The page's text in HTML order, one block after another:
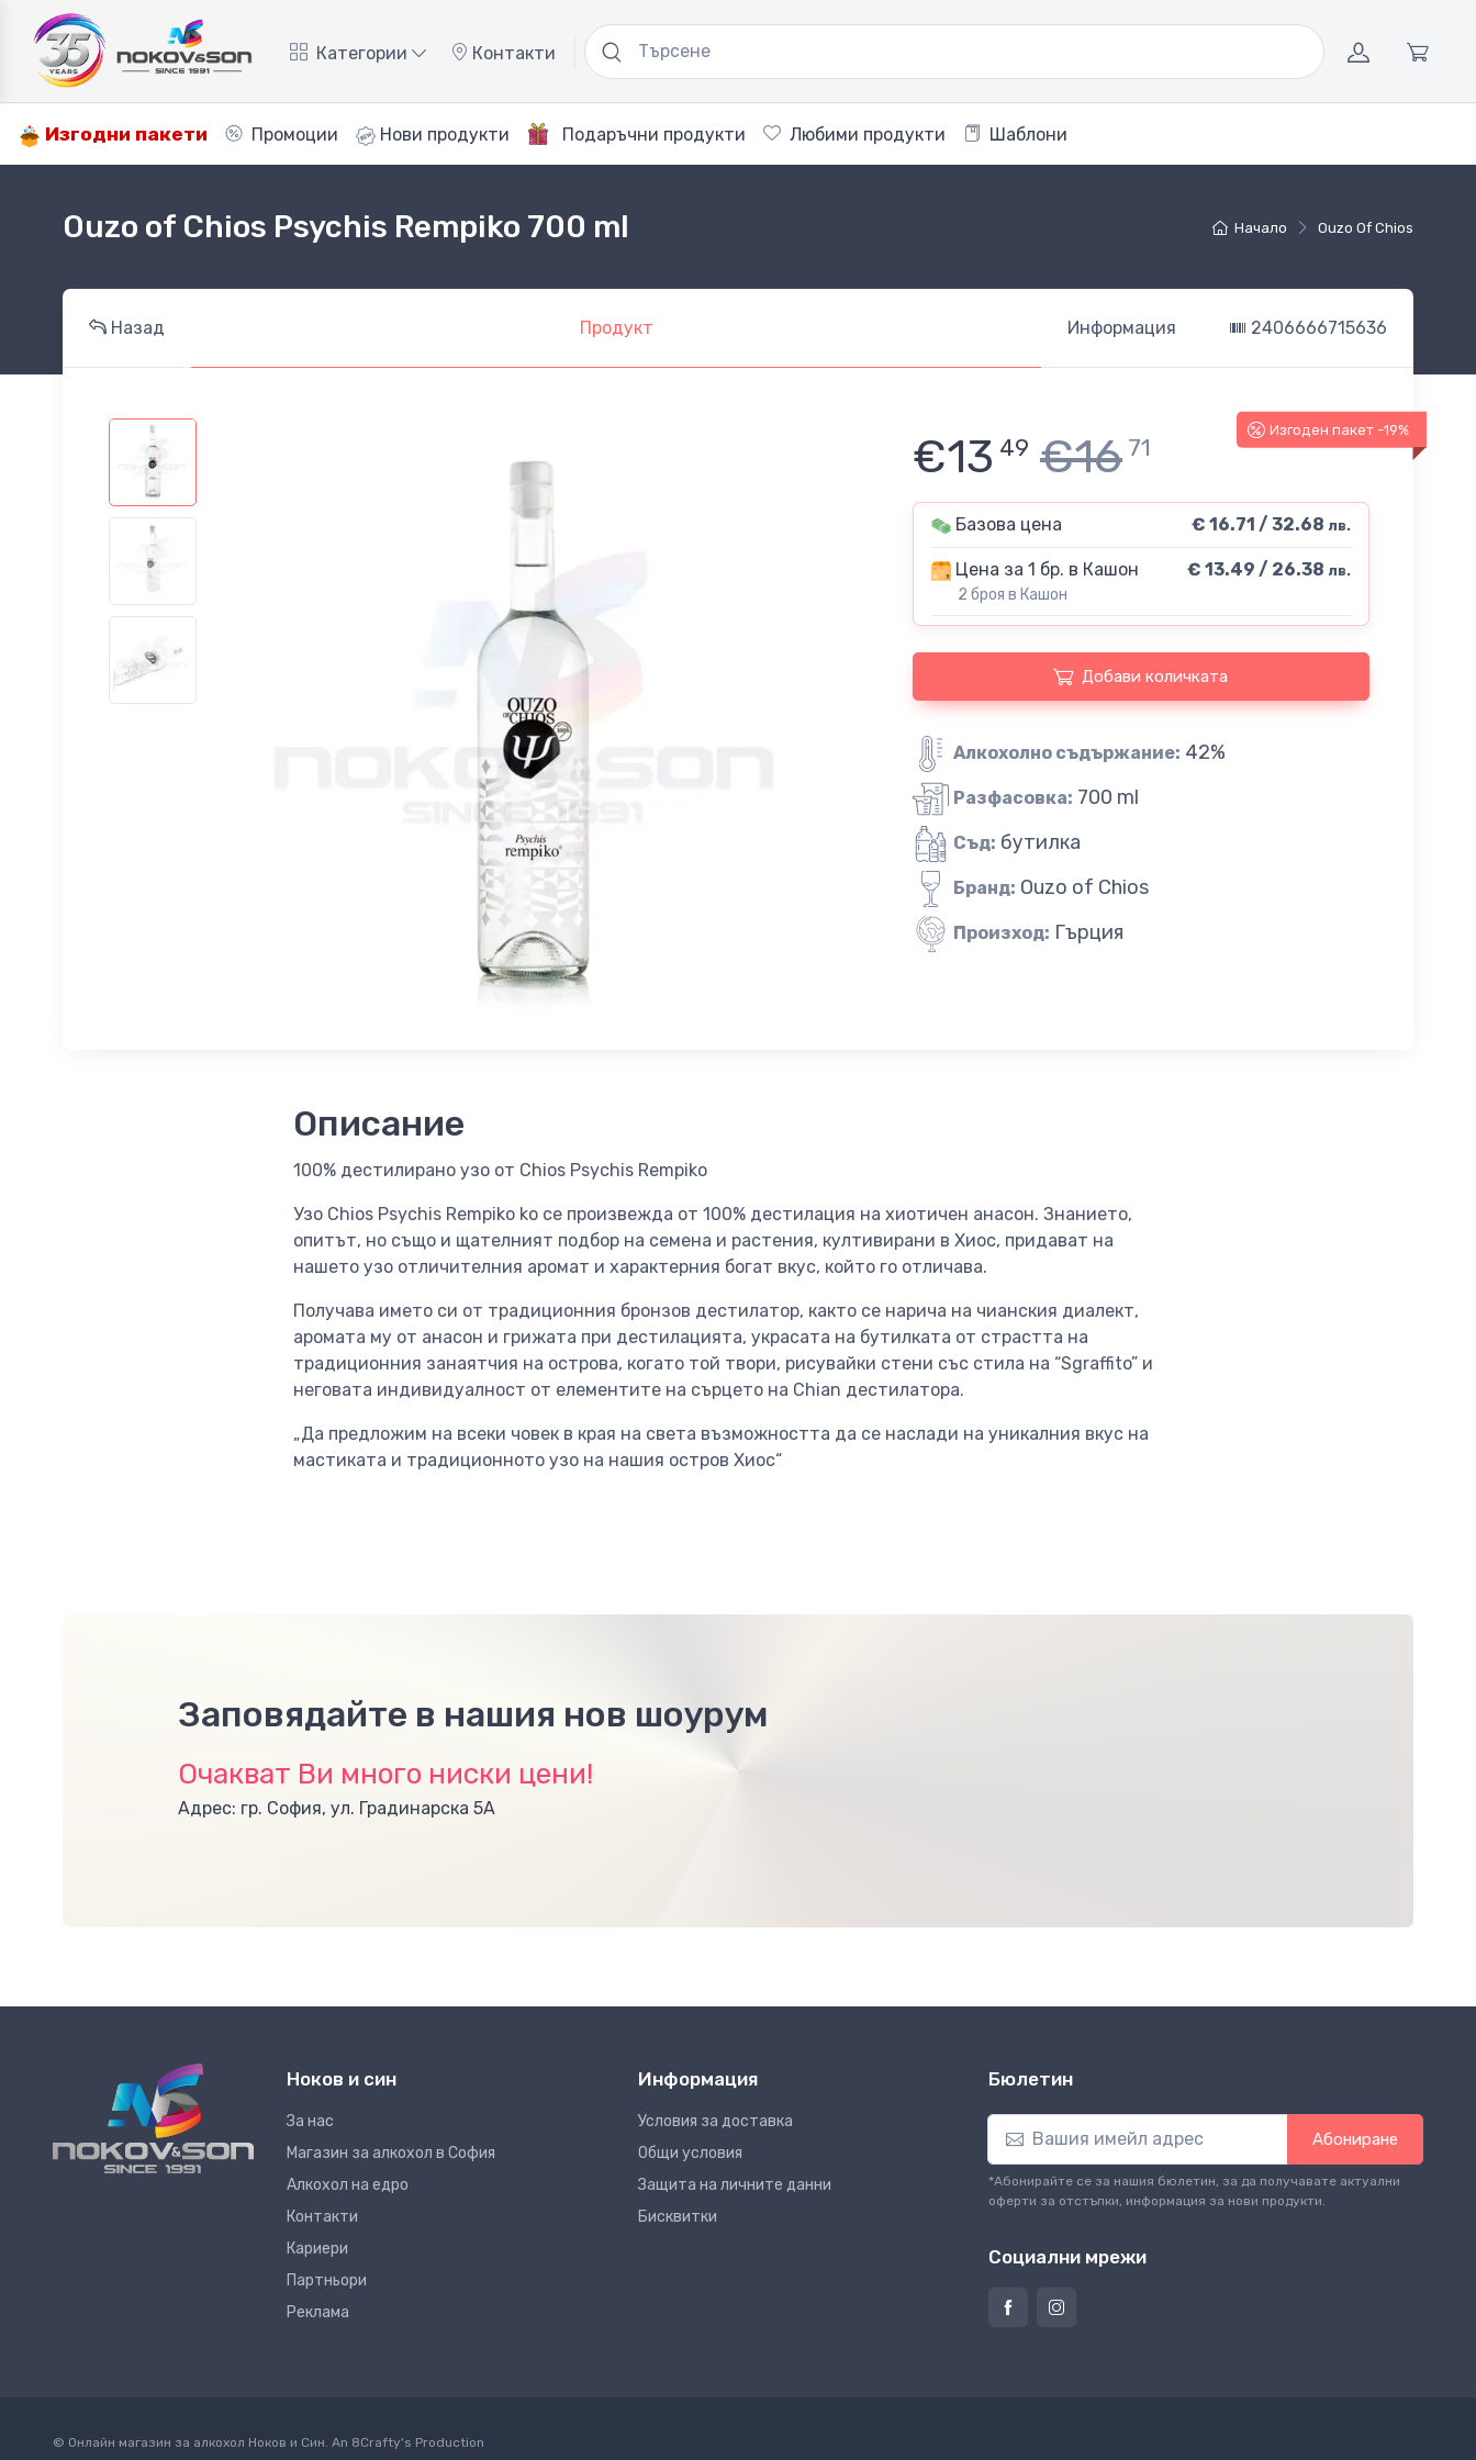
Категории Контакти
Изгодни пакети Промоции Нови продукти Подаръчни продукти Любими продукти Шаблони
Начало Ouzo Of Chios
Ouzo of Chios Psychis Rempiko 700 ml
Назад Продукт Информация 2406666715636
Изгоден пакет -19%
€13 49 €16 71
Базова цена € 16.71 / 32.68 лв.
Цена за 1 бр. в Кашон
2 броя в Кашон
€ 13.49 / 26.38 лв.
Добави количката
Алкохолно съдържание: 42%
Разфасовка: 700 ml
Съд: бутилка
Бранд: Ouzo of Chios
Произход: Гърция
Описание
100% дестилирано узо от Chios Psychis Rempiko
Узо Chios Psychis Rempiko ko се произвежда от 100% дестилация на хиотичен анасон. Знанието,
опитът, но също и щателният подбор на семена и растения, култивирани в Хиос, придават на
нашето узо отличителния аромат и характерния богат вкус, който го отличава.
Получава името си от традиционния бронзов дестилатор, както се нарича на чианския диалект,
аромата му от анасон и грижата при дестилацията, украсата на бутилката от страстта на
традиционния занаятчия на острова, когато той твори, рисувайки стени със стила на “Sgraffito” и
неговата индивидуалност от елементите на сърцето на Chian дестилатора.
„Да предложим на всеки човек в края на света възможността да се наслади на уникалния вкус на
мастиката и традиционното узо на нашия остров Хиос“
Заповядайте в нашия нов шоурум
Очакват Ви много ниски цени!
Адрес: гр. София, ул. Градинарска 5А
Ноков и син
За нас
Магазин за алкохол в София
Алкохол на едро
Контакти
Кариери
Партньори
Реклама
Информация
Условия за доставка
Общи условия
Защита на личните данни
Бисквитки
Бюлетин
Абониране
*Абонирайте се за нашия бюлетин, за да получавате актуални
оферти за отстъпки, информация за нови продукти.
Социални мрежи
© Онлайн магазин за алкохол Ноков и Син. An 8Crafty's Production